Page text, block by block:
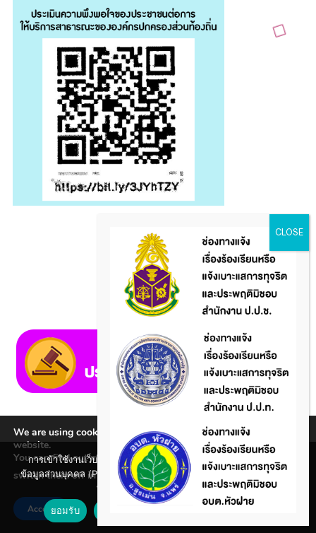
We are using cookies to give you the best experience on our
website.
You can find out more about which cookies we are using or
switch them off in
settings.
Accept
การเข้าใช้งานเว็บไซต์แห่งนี้ถือว่าท่านรับทราบใน นโยบายคุ้มครอง
ข้อมูลส่วนบุคคล (Privacy policy) และ นโยบายคุกกี้ (Cookie policy)
ที่ทางหน่วยงานได้จัดทำขึ้นแล้ว
ยอมรับ